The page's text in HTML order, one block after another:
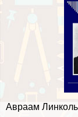
Авраам